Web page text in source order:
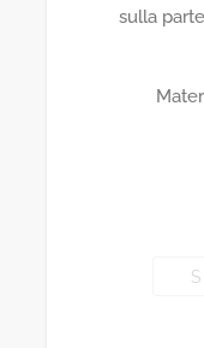
sulla
S